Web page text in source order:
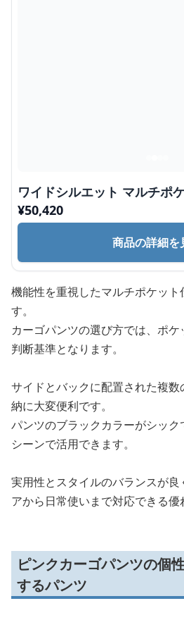
ワイドシルエット マルチポ
¥50,420
商品の詳細を
機能性を重視したマルチポケッ
す。
カーゴパンツの選び方では、ポ
判断基準となります。
サイドとバックに配置された複
納に大変便利です。
パンツのブラックカラーがシッ
シーンで活用できます。
実用性とスタイルのバランスが
アから日常使いまで対応できる優
ピンクカーゴパンツの個
するパンツ